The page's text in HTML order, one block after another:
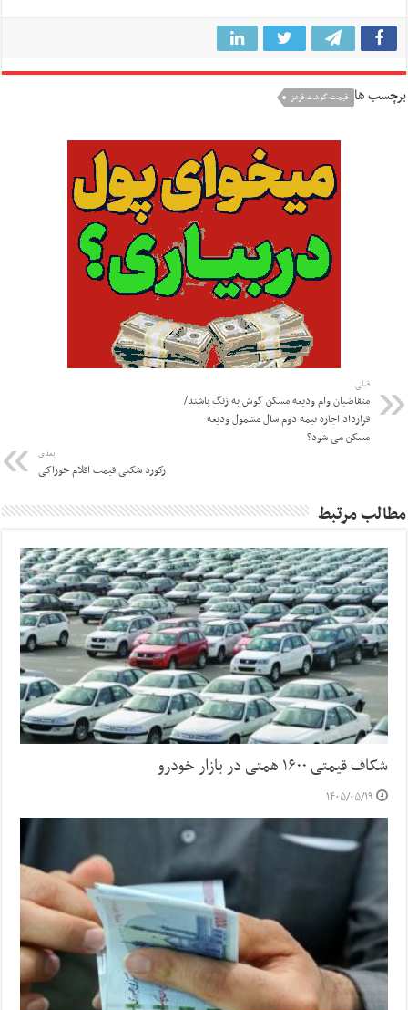
برچسب ها قیمت گوشت قرمز
قبلی
متقاضیان وام ودیعه مسکن گوش به زنگ باشند/
قرارداد اجاره نیمه دوم سال مشمول ودیعه
مسکن می شود؟
بعدی
رکورد شکنی قیمت اقلام خوراکی
مطالب مرتبط
شکاف قیمتی ۱۶۰۰ همتی در بازار خودرو
۱۴۰۵/۰۵/۱۹